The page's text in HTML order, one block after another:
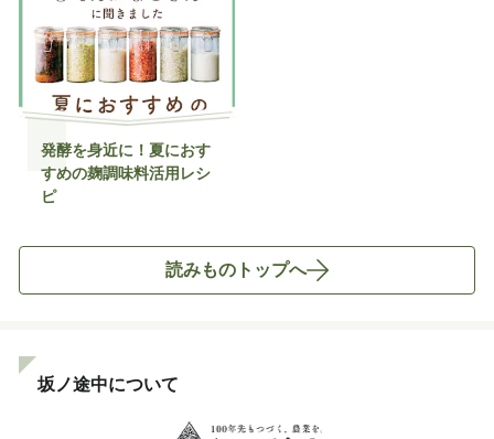
発酵を身近に！夏におす
すめの麹調味料活用レシ
ピ
読みものトップへ
坂ノ途中について